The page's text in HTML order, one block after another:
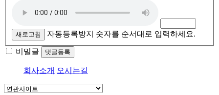
새로고침 자동등록방지 숫자를 순서대로 입력하세요.
비밀글 댓글등록
회사소개 오시는길